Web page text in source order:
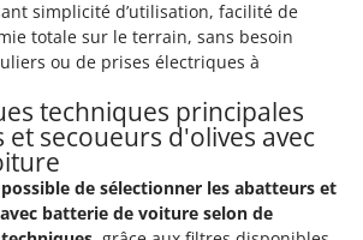
simplicité d’utilisation, facilité de
totale sur le terrain, sans besoin
ou de prises électriques à
techniques principales
secoueurs d'olives avec
de sélectionner les abatteurs et
batterie de voiture selon de